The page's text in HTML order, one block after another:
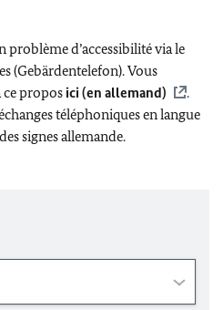
problème d’accessibilité via le
(Gebärdentelefon). Vous
propos ici (en allemand)
.
téléphoniques en langue
signes allemande.